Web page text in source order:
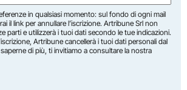
in qualsiasi momento: sul fondo di ogni mail
il link per annullare l’iscrizione. Artribune Srl non
parti e utilizzerà i tuoi dati secondo le tue indicazioni.
Artribune cancellerà i tuoi dati personali dal
di più, ti invitiamo a consultare la nostra